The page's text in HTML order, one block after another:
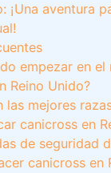
¡Una aventura
empezar en el
Reino Unido?
las mejores
canicross en
de seguridad
canicross en